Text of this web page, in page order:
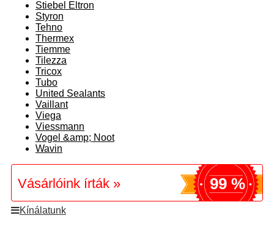
Stiebel Eltron
Styron
Tehno
Thermex
Tiemme
Tilezza
Tricox
Tubo
United Sealants
Vaillant
Viega
Viessmann
Vogel &amp; Noot
Wavin
Vásárlóink írták » 99 %
Kínálatunk